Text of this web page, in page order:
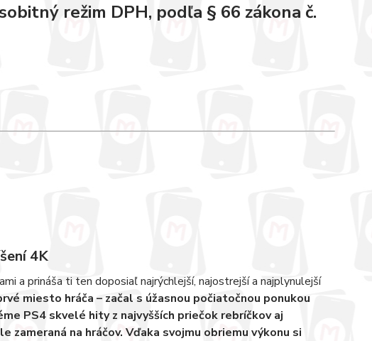
režim DPH, podľa § 66 zákona č.
4K
a prináša ti ten doposiaľ najrýchlejší, najostrejší a najplynulejší
miesto hráča – začal s úžasnou počiatočnou ponukou
PS4 skvelé hity z najvyšších priečok rebríčkov aj
na hráčov. Vďaka svojmu obriemu výkonu si